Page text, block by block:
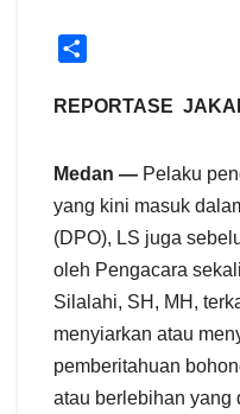
a
e
REPORTASE
Medan — Pelaku
yang kini masuk
(DPO), LS juga
oleh Pengacara
Silalahi, SH, MH,
menyiarkan atau
pemberitahuan
atau berlebihan yang